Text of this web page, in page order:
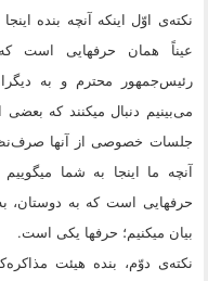
نکته‌ى اوّل اینکه آنچه بنده
عیناً همان حرفهایى است
رئیس‌جمهور محترم و به
مى‌بینیم دنبال میکنند که
جلسات خصوصى از آنها
آنچه ما اینجا به شما
حرفهایى است که به دوستان،
بیان میکنیم؛ حرفها یکى است.
نکته‌ى دوّم، بنده هیئت